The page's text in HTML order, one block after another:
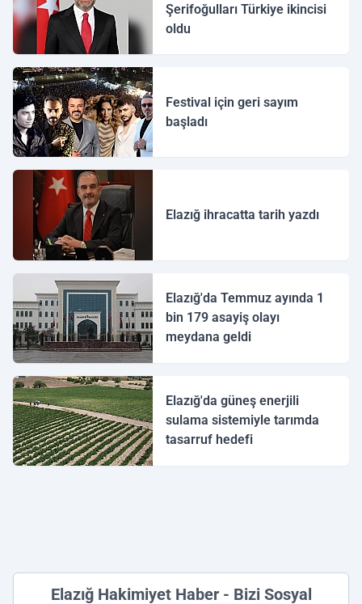
Şerifoğulları Türkiye ikincisi
oldu
Festival için geri sayım
başladı
Elazığ ihracatta tarih yazdı
Elazığ'da Temmuz ayında 1
bin 179 asayiş olayı
meydana geldi
Elazığ'da güneş enerjili
sulama sistemiyle tarımda
tasarruf hedefi
Elazığ Hakimiyet Haber - Bizi Sosyal